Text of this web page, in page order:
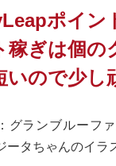
ポイン
稼ぎは個の
いので少し
グランブルーフ
タちゃんのイラ